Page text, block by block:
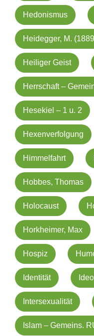
Hedonismus
Heidegger, M.
Heiliger Geist
Herrschaft –
Hesekiel – 1 u. 2
Hexenverfolgung
Himmelfahrt
Hobbes, Thomas
Holocaust
Horkheimer, Max
Hospiz
Identität
Intersexualität
Islam – Gemeins.